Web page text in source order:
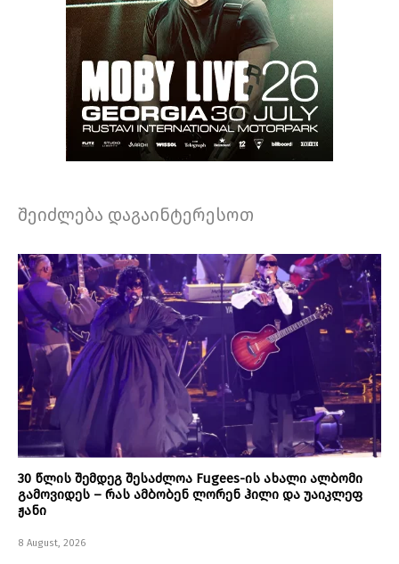
შეიძლება დაგაინტერესოთ
30 წლის შემდეგ შესაძლოა Fugees-ის ახალი ალბომი
გამოვიდეს – რას ამბობენ ლორენ ჰილი და უაიკლეფ
ჟანი
8 August, 2026